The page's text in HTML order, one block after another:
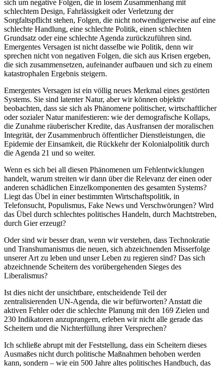
sich um negative Folgen, die in losem Zusammenhang mit
schlechtem Design, Fahrlässigkeit oder Verletzung der
Sorgfaltspflicht stehen, Folgen, die nicht notwendigerweise auf eine
schlechte Handlung, eine schlechte Politik, einen schlechten
Grundsatz oder eine schlechte Agenda zurückzuführen sind.
Emergentes Versagen ist nicht dasselbe wie Politik, denn wir
sprechen nicht von negativen Folgen, die sich aus Krisen ergeben,
die sich zusammensetzen, aufeinander aufbauen und sich zu einem
katastrophalen Ergebnis steigern.
Emergentes Versagen ist ein völlig neues Merkmal eines gestörten
Systems. Sie sind latenter Natur, aber wir können objektiv
beobachten, dass sie sich als Phänomene politischer, wirtschaftlicher
oder sozialer Natur manifestieren: wie der demografische Kollaps,
die Zunahme räuberischer Kredite, das Ausfransen der moralischen
Integrität, der Zusammenbruch öffentlicher Dienstleistungen, die
Epidemie der Einsamkeit, die Rückkehr der Kolonialpolitik durch
die Agenda 21 und so weiter.
Wenn es sich bei all diesen Phänomenen um Fehlentwicklungen
handelt, warum streiten wir dann über die Relevanz der einen oder
anderen schädlichen Einzelkomponenten des gesamten Systems?
Liegt das Übel in einer bestimmten Wirtschaftspolitik, in
Telefonsucht, Populismus, Fake News und Verschwörungen? Wird
das Übel durch schlechtes politisches Handeln, durch Machtstreben,
durch Gier erzeugt?
Oder sind wir besser dran, wenn wir verstehen, dass Technokratie
und Transhumanismus die neuen, sich abzeichnenden Misserfolge
unserer Art zu leben und unser Leben zu regieren sind? Das sich
abzeichnende Scheitern des vorübergehenden Sieges des
Liberalismus?
Ist dies nicht der unsichtbare, entscheidende Teil der
zentralisierenden UN-Agenda, die wir befürworten? Anstatt die
aktiven Fehler oder die schlechte Planung mit den 169 Zielen und
230 Indikatoren anzuprangern, erleben wir nicht alle gerade das
Scheitern und die Nichterfüllung ihrer Versprechen?
Ich schließe abrupt mit der Feststellung, dass ein Scheitern dieses
Ausmaßes nicht durch politische Maßnahmen behoben werden
kann, sondern – wie ein 500 Jahre altes politisches Handbuch, das